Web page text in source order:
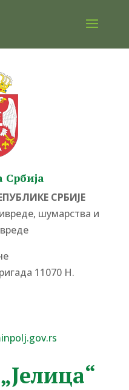
Србија
СРБИЈЕ
шумарства и
11070 Н.